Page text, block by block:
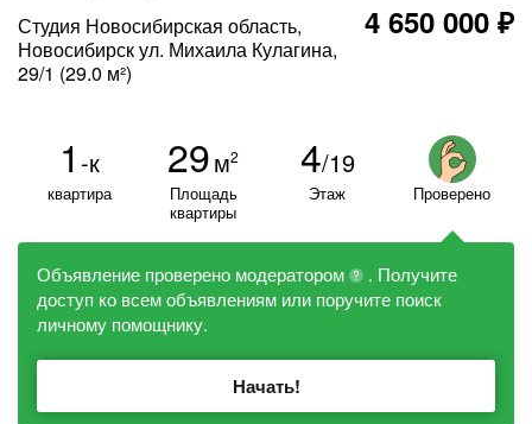
Студия Новосибирская область,
Новосибирск ул. Михаила Кулагина,
29/1 (29.0 м²)
4 650 000 ₽
1 -к
квартира
29м2
Площадь
квартиры
4/19
Этаж Проверено
Объявление проверено модератором ?
. Получите
доступ ко всем объявлениям или поручите поиск
личному помощнику.
Начать!